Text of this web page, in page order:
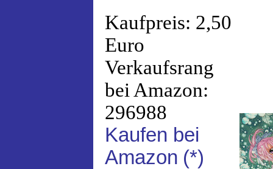
Kaufpreis: 2,50
Euro
Verkaufsrang
bei Amazon:
296988
Kaufen bei
Amazon (*)